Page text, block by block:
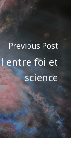
Previous Post
entre foi et
science